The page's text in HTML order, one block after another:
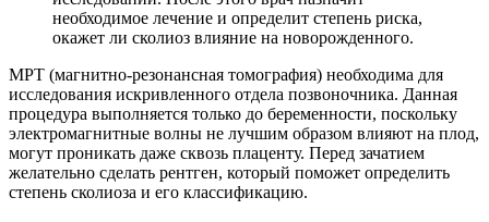
необходимое лечение и определит степень риска,
окажет ли сколиоз влияние на новорожденного.
МРТ (магнитно-резонансная томография) необходима для
исследования искривленного отдела позвоночника. Данная
процедура выполняется только до беременности, поскольку
электромагнитные волны не лучшим образом влияют на плод,
могут проникать даже сквозь плаценту. Перед зачатием
желательно сделать рентген, который поможет определить
степень сколиоза и его классификацию.